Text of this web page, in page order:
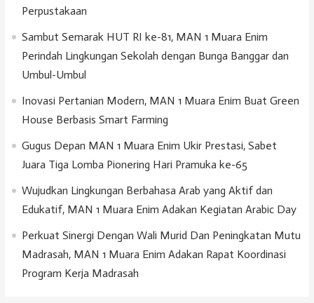
Perpustakaan
Sambut Semarak HUT RI ke-81, MAN 1 Muara Enim
Perindah Lingkungan Sekolah dengan Bunga Banggar dan
Umbul-Umbul
Inovasi Pertanian Modern, MAN 1 Muara Enim Buat Green
House Berbasis Smart Farming
Gugus Depan MAN 1 Muara Enim Ukir Prestasi, Sabet
Juara Tiga Lomba Pionering Hari Pramuka ke-65
Wujudkan Lingkungan Berbahasa Arab yang Aktif dan
Edukatif, MAN 1 Muara Enim Adakan Kegiatan Arabic Day
Perkuat Sinergi Dengan Wali Murid Dan Peningkatan Mutu
Madrasah, MAN 1 Muara Enim Adakan Rapat Koordinasi
Program Kerja Madrasah